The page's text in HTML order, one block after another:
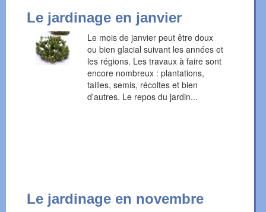
Le jardinage en janvier
Le mois de janvier peut être doux
ou bien glacial suivant les années et
les régions. Les travaux à faire sont
encore nombreux : plantations,
tailles, semis, récoltes et bien
d'autres. Le repos du jardin...
Le jardinage en novembre